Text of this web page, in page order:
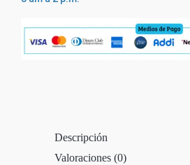
Descripción
Valoraciones (0)